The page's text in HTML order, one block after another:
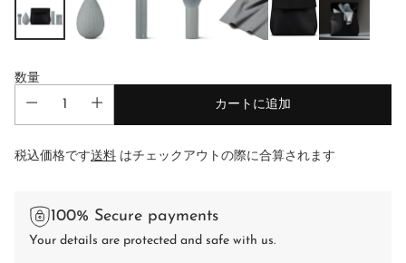
数量
カートに追加
税込価格です送料 はチェックアウトの際に合算されます
100% Secure payments
Your details are protected and safe with us.